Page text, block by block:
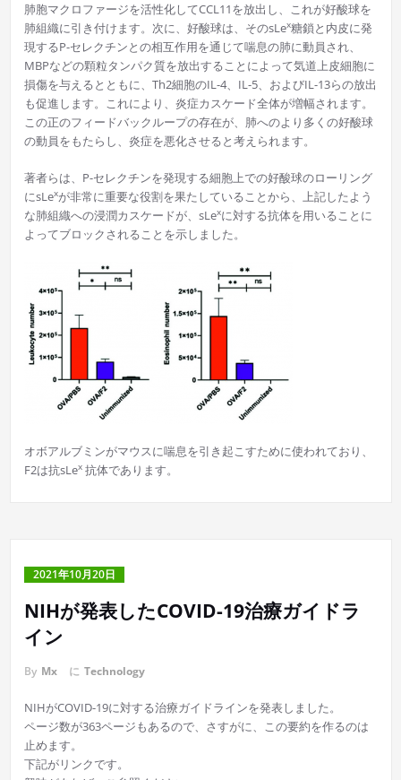
肺胞マクロファージを活性化してCCL11を放出し、これが好酸球を
肺組織に引き付けます。次に、好酸球は、そのsLex糖鎖と内皮に発
現するP-セレクチンとの相互作用を通じて喘息の肺に動員され、
MBPなどの顆粒タンパク質を放出することによって気道上皮細胞に
損傷を与えるとともに、Th2細胞のIL-4、IL-5、およびIL-13らの放出
も促進します。これにより、炎症カスケード全体が増幅されます。
この正のフィードバックループの存在が、肺へのより多くの好酸球
の動員をもたらし、炎症を悪化させると考えられます。
著者らは、P-セレクチンを発現する細胞上での好酸球のローリング
にsLexが非常に重要な役割を果たしていることから、上記したよう
な肺組織への浸潤カスケードが、sLexに対する抗体を用いることに
よってブロックされることを示しました。
オボアルブミンがマウスに喘息を引き起こすために使われており、
F2は抗sLex抗体であります。
2021年10月20日
NIHが発表したCOVID-19治療ガイドラ
イン
By Mx に Technology
NIHがCOVID-19に対する治療ガイドラインを発表しました。
ページ数が363ページもあるので、さすがに、この要約を作るのは
止めます。
下記がリンクです。